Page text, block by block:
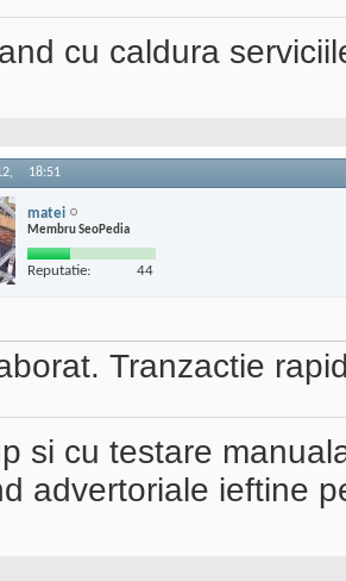
cu caldura
18:51
matei
Membru SeoPedia
Reputatie: 44
Tranzactie
si cu testare
advertoriale ieftine